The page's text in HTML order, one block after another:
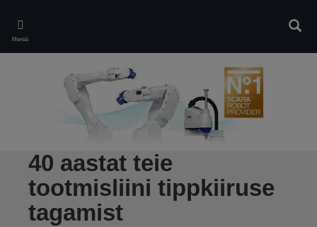
main
content
Menüü
40 aastat teie
tootmisliini tippkiiruse
tagamist